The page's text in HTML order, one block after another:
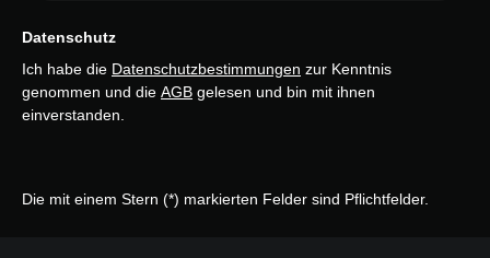
Datenschutz
Ich habe die Datenschutzbestimmungen zur Kenntnis
genommen und die AGB gelesen und bin mit ihnen
einverstanden.
Die mit einem Stern (*) markierten Felder sind Pflichtfelder.